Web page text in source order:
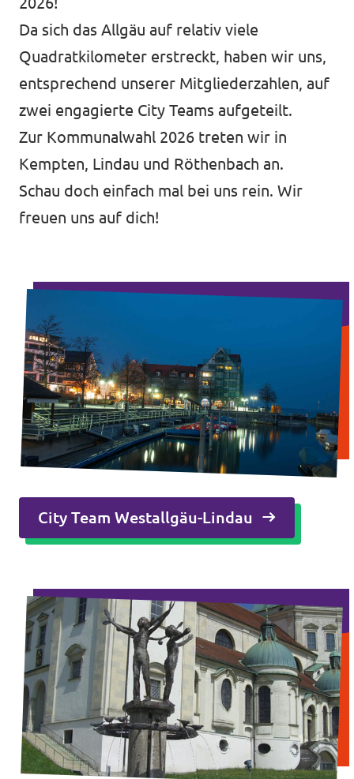
Da sich das Allgäu auf relativ viele
Quadratkilometer erstreckt, haben wir uns,
entsprechend unserer Mitgliederzahlen, auf
zwei engagierte City Teams aufgeteilt.
Zur Kommunalwahl 2026 treten wir in
Kempten, Lindau und Röthenbach an.
Schau doch einfach mal bei uns rein. Wir
freuen uns auf dich!
City Team Westallgäu-Lindau